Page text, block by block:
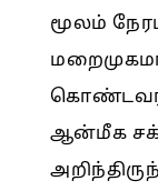
மூலம்
ஆன்மீக